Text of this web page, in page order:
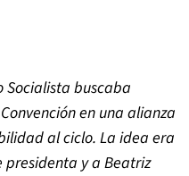
Socialista buscaba
en una alianza
al ciclo. La idea era
presidenta y a Beatriz